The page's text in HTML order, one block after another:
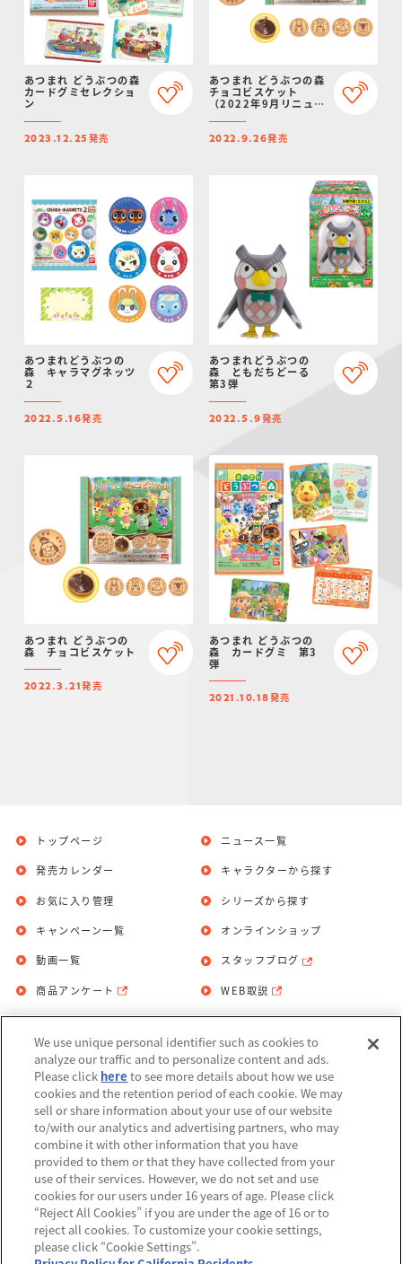
あつまれ どうぶつの森
カードグミセレクショ
ン
2023.12.25 発売
あつまれ どうぶつの森
チョコビスケット
（2022年9月リニュー
2022.9.26発売
あつまれどうぶつの
森 キャラマグネッツ
２
2022.5.16発売
あつまれどうぶつの
森 ともだちどーる
第3弾
2022.5.9発売
あつまれ どうぶつの
森 チョコビスケット
2022.3.21発売
あつまれ どうぶつの
森 カードグミ 第3
弾
2021.10.18発売
トップページ
発売カレンダー
お気に入り管理
ニュース一覧
キャラクターから探す
シリーズから探す
キャンペーン一覧
動画一覧
商品アンケート
オンラインショップ
スタッフブログ
WEB取説
お問い合わせ 個人情報保護方針
利用規約
Do Not Sell or Share My Personal
Information
アレルギー情報
We use unique personal identifier such as cookies to
analyze our traffic and to personalize content and ads.
Please click here to see more details about how we use
cookies and the retention period of each cookie. We may
sell or share information about your use of our website
to/with our analytics and advertising partners, who may
combine it with other information that you have
provided to them or that they have collected from your
use of their services. However, we do not set and use
cookies for our users under 16 years of age. Please click
“Reject All Cookies” if you are under the age of 16 or to
reject all cookies. To customize your cookie settings,
please click “Cookie Settings”.